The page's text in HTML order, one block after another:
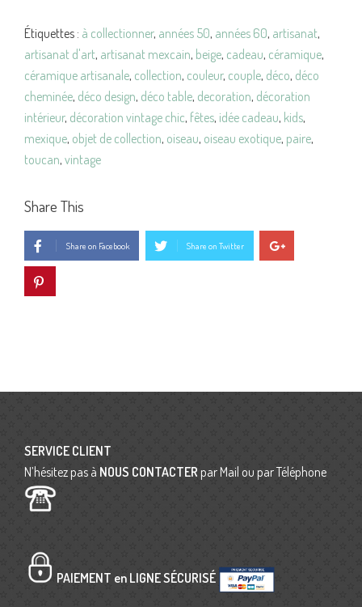
Étiquettes : à collectionner, années 50, années 60, artisanat,
artisanat d'art, artisanat mexcain, beige, cadeau, céramique,
céramique artisanale, collection, couleur, couple, déco, déco
cheminée, déco design, déco table, decoration, décoration
intérieur, décoration vintage chic, fêtes, idée cadeau, kids,
mexique, objet de collection, oiseau, oiseau exotique, paire,
toucan, vintage
Share This
Share on Facebook Share on Twitter
SERVICE CLIENT
N’hésitez pas à NOUS CONTACTER par Mail ou par Téléphone
PAIEMENT en LIGNE SÉCURISÉ